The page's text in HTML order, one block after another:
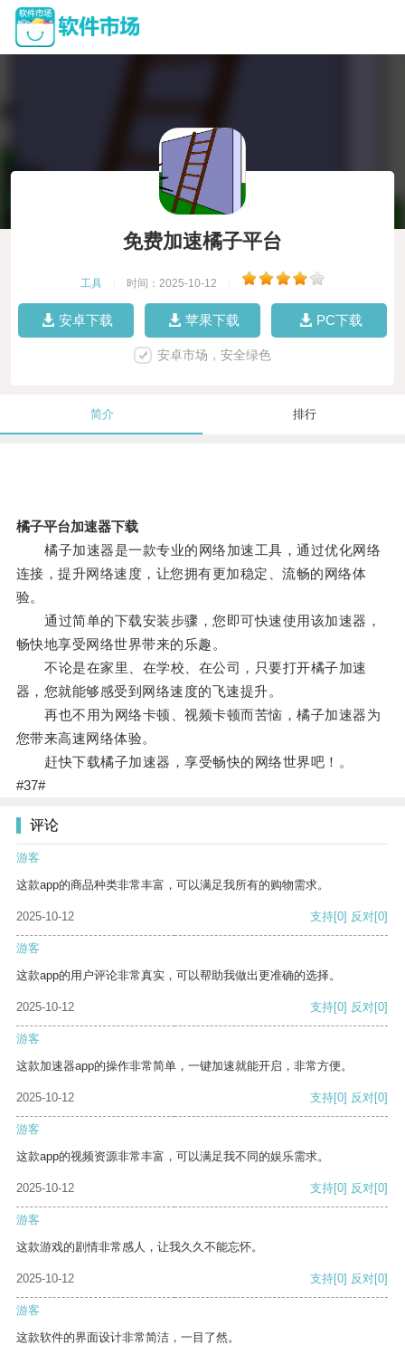
免费加速橘子平台
工具 时间：2025-10-12
安卓下载 苹果下载 PC下载
安卓市场，安全绿色
简介 排行
橘子平台加速器下载
橘子加速器是一款专业的网络加速工具，通过优化网络
连接，提升网络速度，让您拥有更加稳定、流畅的网络体
验。
通过简单的下载安装步骤，您即可快速使用该加速器，
畅快地享受网络世界带来的乐趣。
不论是在家里、在学校、在公司，只要打开橘子加速
器，您就能够感受到网络速度的飞速提升。
再也不用为网络卡顿、视频卡顿而苦恼，橘子加速器为
您带来高速网络体验。
赶快下载橘子加速器，享受畅快的网络世界吧！。
#37#
评论
游客
这款app的商品种类非常丰富，可以满足我所有的购物需求。
2025-10-12 支持[0] 反对[0]
游客
这款app的用户评论非常真实，可以帮助我做出更准确的选择。
2025-10-12 支持[0] 反对[0]
游客
这款加速器app的操作非常简单，一键加速就能开启，非常方便。
2025-10-12 支持[0] 反对[0]
游客
这款app的视频资源非常丰富，可以满足我不同的娱乐需求。
2025-10-12 支持[0] 反对[0]
游客
这款游戏的剧情非常感人，让我久久不能忘怀。
2025-10-12 支持[0] 反对[0]
游客
这款软件的界面设计非常简洁，一目了然。